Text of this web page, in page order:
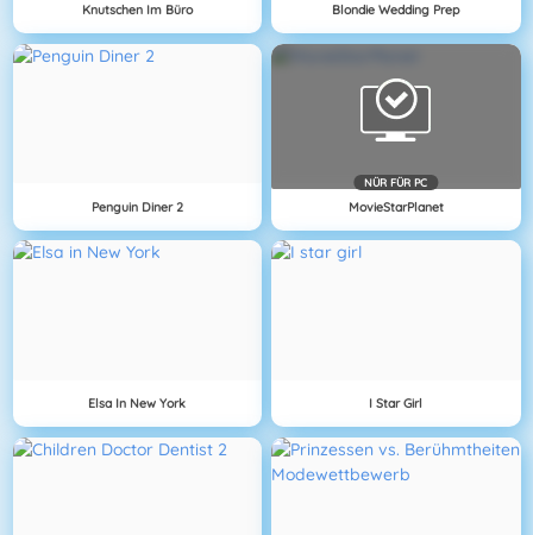
Knutschen Im Büro Blondie Wedding Prep
Penguin Diner 2
NÜR FÜR PC
MovieStarPlanet
Elsa In New York I Star Girl